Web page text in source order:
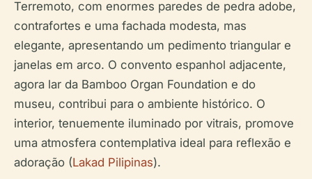
Terremoto, com enormes paredes de pedra adobe,
contrafortes e uma fachada modesta, mas
elegante, apresentando um pedimento triangular e
janelas em arco. O convento espanhol adjacente,
agora lar da Bamboo Organ Foundation e do
museu, contribui para o ambiente histórico. O
interior, tenuemente iluminado por vitrais, promove
uma atmosfera contemplativa ideal para reflexão e
adoração (Lakad Pilipinas).